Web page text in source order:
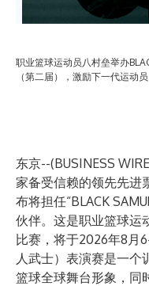
职业篮球运动员八村垒举办
（第二届），激励下一代运动员
东京--(BUSINESS WIRE
家备受信赖的领先先进
布将担任“BLACK
伙伴。这是职业篮球运
比赛，将于2026年8月
人武士）表演赛是一个
篮球全球舞台形象，同